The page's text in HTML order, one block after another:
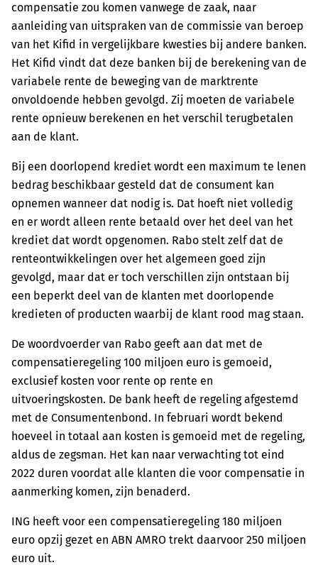
compensatie zou komen vanwege de zaak, naar
aanleiding van uitspraken van de commissie van beroep
van het Kifid in vergelijkbare kwesties bij andere banken.
Het Kifid vindt dat deze banken bij de berekening van de
variabele rente de beweging van de marktrente
onvoldoende hebben gevolgd. Zij moeten de variabele
rente opnieuw berekenen en het verschil terugbetalen
aan de klant.
Bij een doorlopend krediet wordt een maximum te lenen
bedrag beschikbaar gesteld dat de consument kan
opnemen wanneer dat nodig is. Dat hoeft niet volledig
en er wordt alleen rente betaald over het deel van het
krediet dat wordt opgenomen. Rabo stelt zelf dat de
renteontwikkelingen over het algemeen goed zijn
gevolgd, maar dat er toch verschillen zijn ontstaan bij
een beperkt deel van de klanten met doorlopende
kredieten of producten waarbij de klant rood mag staan.
De woordvoerder van Rabo geeft aan dat met de
compensatieregeling 100 miljoen euro is gemoeid,
exclusief kosten voor rente op rente en
uitvoeringskosten. De bank heeft de regeling afgestemd
met de Consumentenbond. In februari wordt bekend
hoeveel in totaal aan kosten is gemoeid met de regeling,
aldus de zegsman. Het kan naar verwachting tot eind
2022 duren voordat alle klanten die voor compensatie in
aanmerking komen, zijn benaderd.
ING heeft voor een compensatieregeling 180 miljoen
euro opzij gezet en ABN AMRO trekt daarvoor 250 miljoen
euro uit.